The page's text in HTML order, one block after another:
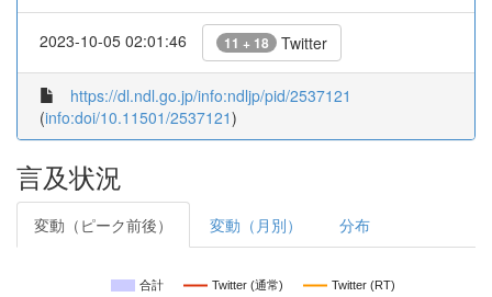
2023-10-05 02:01:46 11 + 18 Twitter
https://dl.ndl.go.jp/info:ndljp/pid/2537121
(info:doi/10.11501/2537121)
言及状況
変動（ピーク前後） 変動（月別） 分布
合計 Twitter (通常) Twitter (RT)